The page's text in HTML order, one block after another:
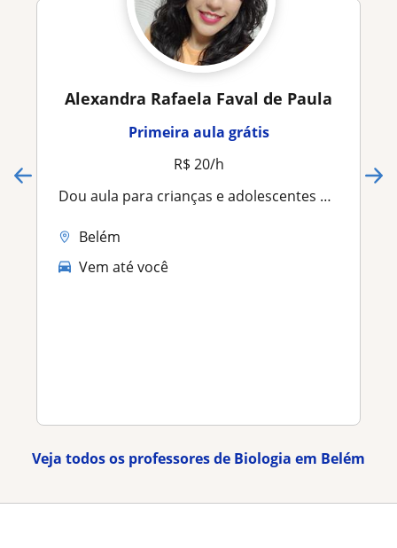
Alexandra Rafaela Faval de Paula
Primeira aula grátis
R$ 20/h
Dou aula para crianças e adolescentes do 6° ano do fundamental ao 3°ano do ensino médio
Belém
Vem até você
Veja todos os professores de Biologia em Belém